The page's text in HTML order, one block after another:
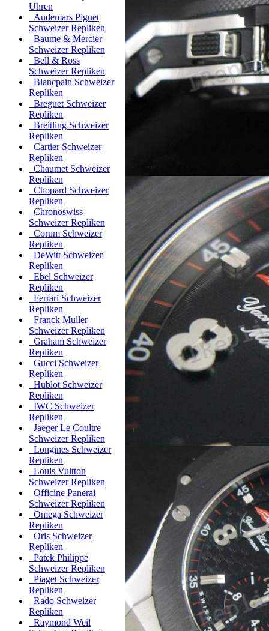
Uhren
Audemars Piguet
Schweizer Repliken
Baume & Mercier
Schweizer Repliken
Bell & Ross
Schweizer Repliken
Blancpain Schweizer
Repliken
Breguet Schweizer
Repliken
Breitling Schweizer
Repliken
Cartier Schweizer
Repliken
Chaumet Schweizer
Repliken
Chopard Schweizer
Repliken
Chronoswiss
Schweizer Repliken
Corum Schweizer
Repliken
DeWitt Schweizer
Repliken
Ebel Schweizer
Repliken
Ferrari Schweizer
Repliken
Franck Muller
Schweizer Repliken
Graham Schweizer
Repliken
Gucci Schweizer
Repliken
Hublot Schweizer
Repliken
IWC Schweizer
Repliken
Jaeger Le Coultre
Schweizer Repliken
Longines Schweizer
Repliken
Louis Vuitton
Schweizer Repliken
Officine Panerai
Schweizer Repliken
Omega Schweizer
Repliken
Oris Schweizer
Repliken
Patek Philippe
Schweizer Repliken
Piaget Schweizer
Repliken
Rado Schweizer
Repliken
Raymond Weil